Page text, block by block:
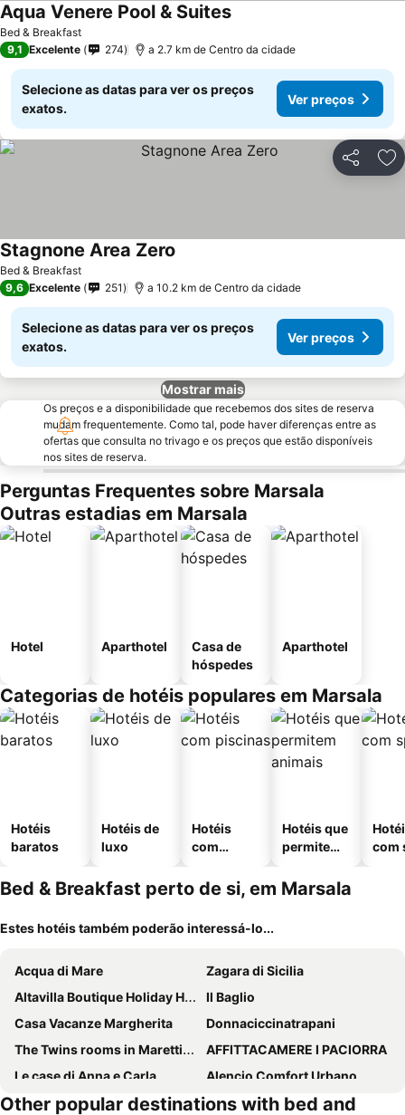
Bed & Breakfast
Aqua Venere Pool & Suites
9,1 Excelente 274 a 2.7 km de Centro da cidade
Selecione as datas para ver os preços
exatos.
Ver preços
Partilhar
Bed & Breakfast
Stagnone Area Zero
9,6 Excelente 251 a 10.2 km de Centro da cidade
Selecione as datas para ver os preços
exatos.
Ver preços
Mostrar mais
Os preços e a disponibilidade que recebemos dos sites de reserva
mudam frequentemente. Como tal, pode haver diferenças entre as
ofertas que consulta no trivago e os preços que estão disponíveis
nos sites de reserva.
Perguntas Frequentes sobre Marsala
Outras estadias em Marsala
Hotel Aparthotel
Casa de
hóspedes
Aparthotel
Categorias de hotéis populares em Marsala
Hotéis
baratos
Hotéis de
luxo
Hotéis
com
Hotéis que
permitem
com
Bed & Breakfast perto de si, em Marsala
Estes hotéis também poderão interessá-lo...
Acqua di Mare
Zagara di Sicilia
Altavilla Boutique Holiday House
Il Baglio
Casa Vacanze Margherita
Donnaciccinatrapani
The Twins rooms in Marettimo 1
AFFITTACAMERE I PACIORRA
Le case di Anna e Carla
Alencio Comfort Urbano
B&B Tramonti d'aMare
Colomba Bianca
Other popular destinations with bed and